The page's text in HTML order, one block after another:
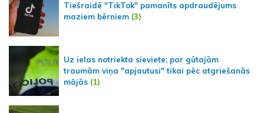
Tiešraidē "TikTok" pamanīts apdraudējums
maziem bērniem (3)
Uz ielas notriekta sieviete; par gūtajām
traumām viņa "apjautusi" tikai pēc atgriešanās
mājās (1)